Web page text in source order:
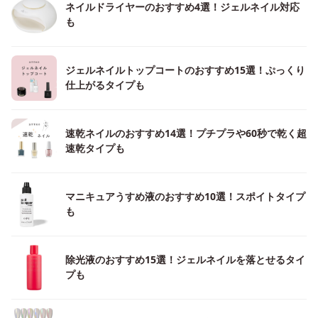
ネイルドライヤーのおすすめ4選！ジェルネイル対応
も
ジェルネイルトップコートのおすすめ15選！ぷっくり
仕上がるタイプも
速乾ネイルのおすすめ14選！プチプラや60秒で乾く超
速乾タイプも
マニキュアうすめ液のおすすめ10選！スポイトタイプ
も
除光液のおすすめ15選！ジェルネイルを落とせるタイ
プも